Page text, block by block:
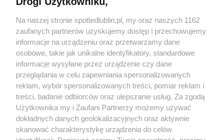
KATEGORIE
OGŁOSZENIA
WYDARZENIA
Regulamin
Polityka prywatności
RODO
Warunki korzystania z treści
Na naszej stronie spottedlublin.pl, my oraz naszych 1162
zaufanych partnerów uzyskujemy dostęp i przechowujemy
informacje na urządzeniu oraz przetwarzamy dane
osobowe, takie jak unikalne identyfikatory, standardowe
informacje wysyłane przez urządzenie czy dane
przeglądania w celu zapewniania spersonalizowanych
reklam, wybór spersonalizowanych treści, pomiar reklam i
treści, badanie odbiorców oraz ulepszanie usług. Za zgodą
Użytkownika my i Zaufani Partnerzy możemy używać
dokładnych danych geolokalizacyjnych oraz aktywnie
skanować charakterystykę urządzenia do celów